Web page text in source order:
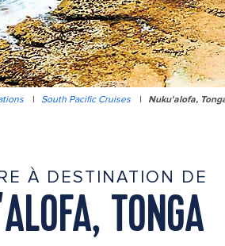
| South Pacific Cruises | Nuku'alofa,
À DESTINATION DE
TONGA